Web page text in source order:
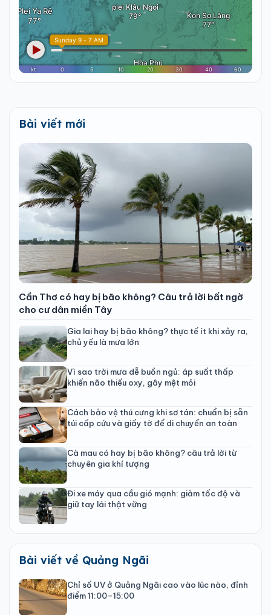
Bài viết mới
Cần Thơ có hay bị bão không? Câu trả lời bất ngờ
cho cư dân miền Tây
Gia lai hay bị bão không? thực tế ít khi xảy ra,
chủ yếu là mưa lớn
Vì sao trời mưa dễ buồn ngủ: áp suất thấp
khiến não thiếu oxy, gây mệt mỏi
Cách bảo vệ thú cưng khi sơ tán: chuẩn bị sẵn
túi cấp cứu và giấy tờ để di chuyển an toàn
Cà mau có hay bị bão không? câu trả lời từ
chuyên gia khí tượng
Đi xe máy qua cầu gió mạnh: giảm tốc độ và
giữ tay lái thật vững
Bài viết về Quảng Ngãi
Chỉ số UV ở Quảng Ngãi cao vào lúc nào, đỉnh
điểm 11:00–15:00